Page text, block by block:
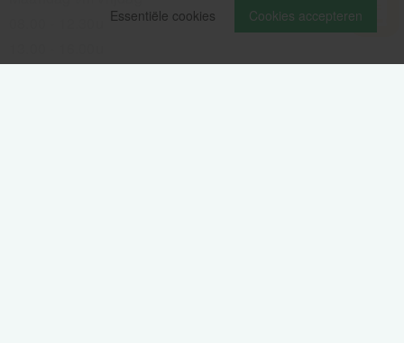
Cookies accepteren
Essentiële cookies